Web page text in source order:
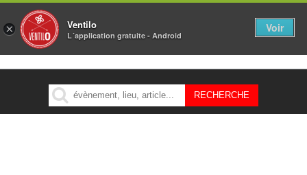
MENU
× Ventilo
L´application gratuite - Android
Voir